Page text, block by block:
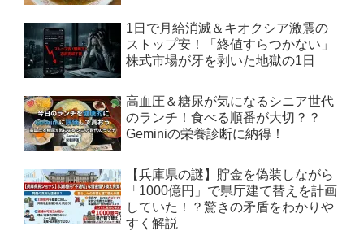
1日で月給消滅＆キオクシア激震の
ストップ安！「終値すらつかない」
株式市場が牙を剥いた地獄の1日
高血圧＆糖尿が気になるシニア世代
のランチ！食べる順番が大切？？
Geminiの栄養診断に納得！
【兵庫県の謎】貯金を偽装しながら
「1000億円」で県庁建て替えを計画
していた！？驚きの矛盾をわかりや
すく解説